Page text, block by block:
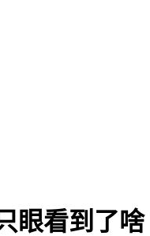
眼看到了啥